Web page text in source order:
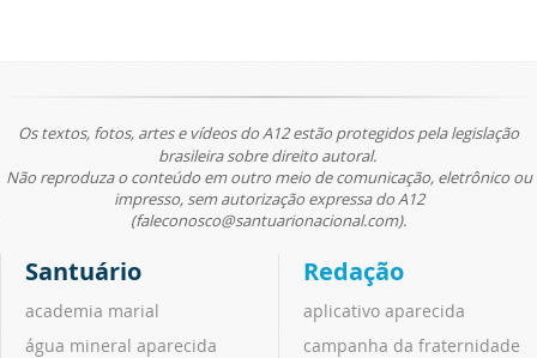
Os textos, fotos, artes e vídeos do A12 estão protegidos pela legislação
brasileira sobre direito autoral.
Não reproduza o conteúdo em outro meio de comunicação, eletrônico ou
impresso, sem autorização expressa do A12
(faleconosco@santuarionacional.com).
Santuário
academia marial
água mineral aparecida
Redação
aplicativo aparecida
campanha da fraternidade